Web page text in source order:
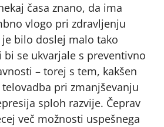
časa znano, da ima
vlogo pri zdravljenju
bilo doslej malo tako
se ukvarjale s preventivno
– torej s tem, kakšen
pri zmanjševanju
sploh razvije. Čeprav
več možnosti uspešnega